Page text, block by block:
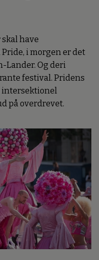
have
i morgen er det
Lander. Og deri
festival. Pridens
intersektionel
på overdrevet.